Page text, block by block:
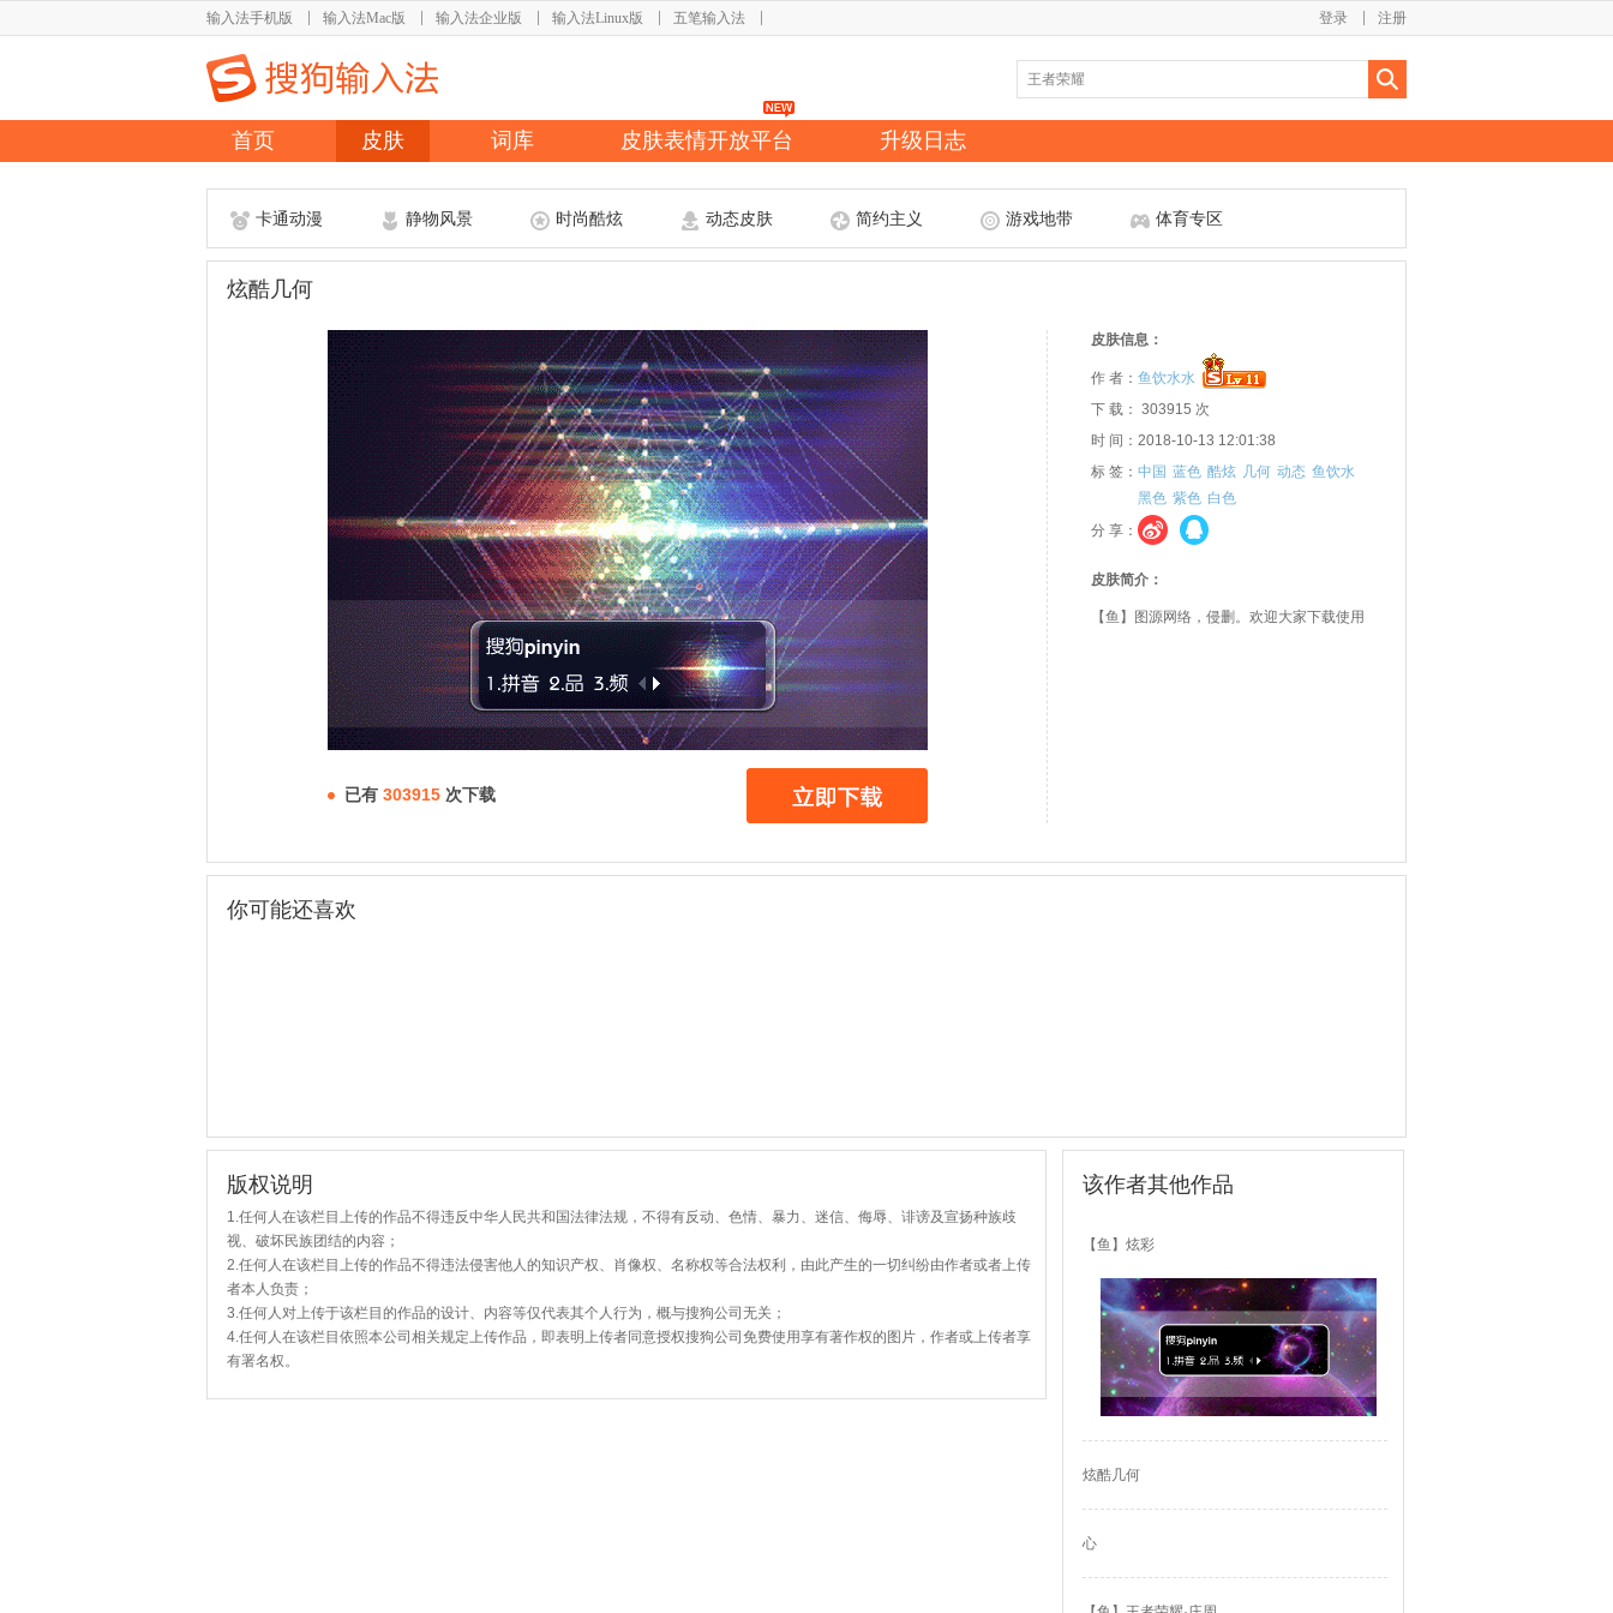
输入法手机版 输入法Mac版 输入法企业版 输入法Linux版 五笔输入法 注册
登录
首页 皮肤 词库 皮肤表情开放平台 升级日志
卡通动漫 静物风景 时尚酷炫 动态皮肤 简约主义 游戏地带 体育专区
炫酷几何
已有 303915 次下载
皮肤信息：
作 者： 鱼饮水水
下 载： 303915 次
时 间：2018-10-13 12:01:38
标 签： 中国 蓝色 酷炫 几何 动态 鱼饮水
黑色 紫色 白色
分 享：
皮肤简介：
【鱼】图源网络，侵删。欢迎大家下载使用
你可能还喜欢
版权说明
1.任何人在该栏目上传的作品不得违反中华人民共和国法律法规，不得有反动、色情、暴力、迷信、侮辱、诽谤及宣扬种族歧
视、破坏民族团结的内容；
2.任何人在该栏目上传的作品不得违法侵害他人的知识产权、肖像权、名称权等合法权利，由此产生的一切纠纷由作者或者上传
者本人负责；
3.任何人对上传于该栏目的作品的设计、内容等仅代表其个人行为，概与搜狗公司无关；
4.任何人在该栏目依照本公司相关规定上传作品，即表明上传者同意授权搜狗公司免费使用享有著作权的图片，作者或上传者享
有署名权。
该作者其他作品
【鱼】炫彩
炫酷几何
心